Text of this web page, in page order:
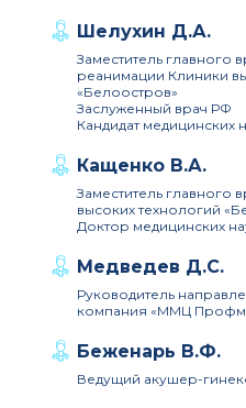
Шелухин Д.А.
Заместитель главного
реанимации Клиники
«Белоостров»
Заслуженный врач РФ
Кандидат медицинских
Кащенко В.А.
Заместитель главного
высоких технологий
Доктор медицинских
Медведев Д.С.
Руководитель
компания «ММЦ
Беженарь В.Ф.
Ведущий акушер-